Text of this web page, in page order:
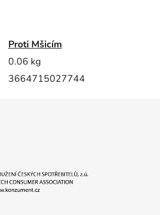
Proti Mšicím
0.06 kg
3664715027744